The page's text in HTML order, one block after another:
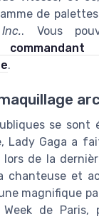
de palettes
. Vous
.
se sont
Lady Gaga a
de la
chanteuse et
magnifique
de Paris,